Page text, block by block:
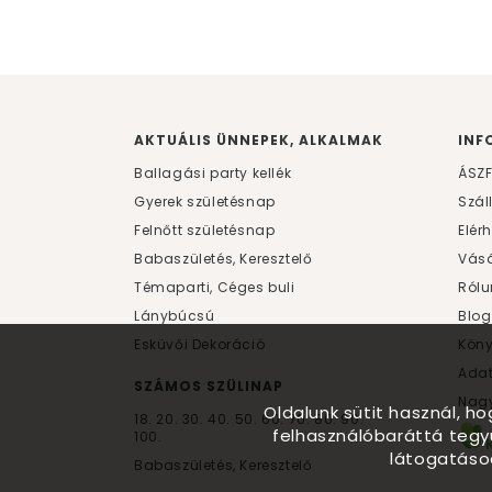
AKTUÁLIS ÜNNEPEK, ALKALMAK
Ballagási party kellék
Gyerek születésnap
Felnőtt születésnap
Babaszületés, Keresztelő
Témaparti, Céges buli
Lánybúcsú
Esküvői Dekoráció
SZÁMOS SZÜLINAP
18. 20. 30. 40. 50. 60.70.80.90.
100.
Babaszületés, Keresztelő
ÁSZF
Blog
Oldalunk sütit használ,
felhasználóbaráttá